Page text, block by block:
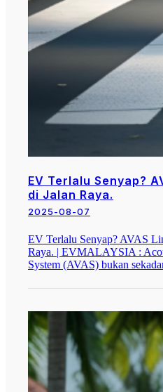
EV Terlalu Senyap?
di Jalan Raya.
2025-08-07
EV Terlalu Senyap? AVAS
Raya. | EVMALAYSIA :
System (AVAS) bukan